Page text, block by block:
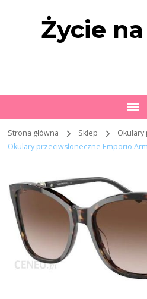
Życie
Strona główna Sklep
Okulary
Okulary przeciwsłoneczne Emporio